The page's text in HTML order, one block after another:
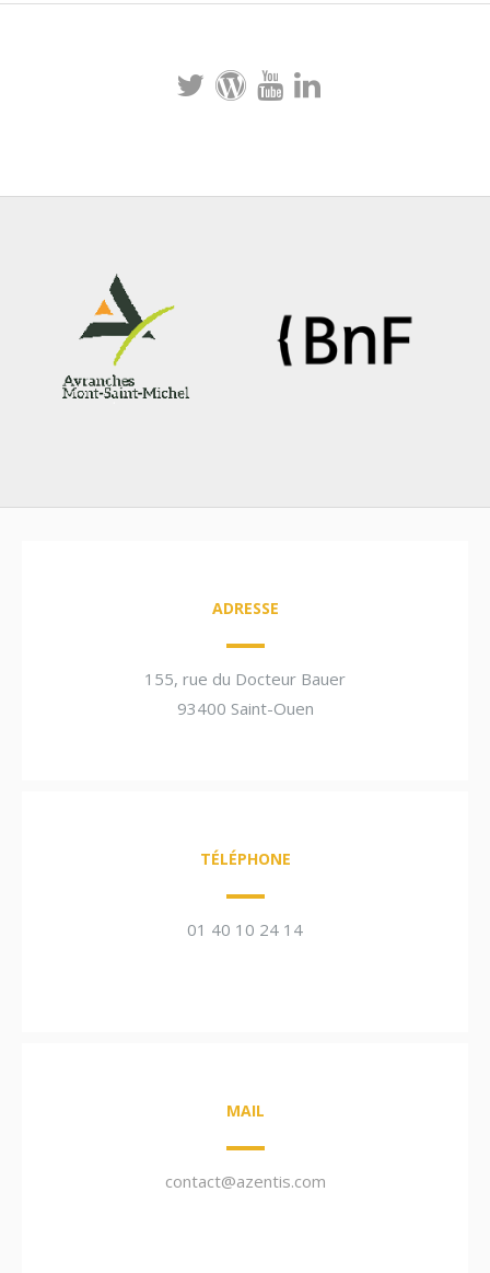
ADRESSE
155, rue du Docteur Bauer
93400 Saint-Ouen
TÉLÉPHONE
01 40 10 24 14
MAIL
contact@azentis.com